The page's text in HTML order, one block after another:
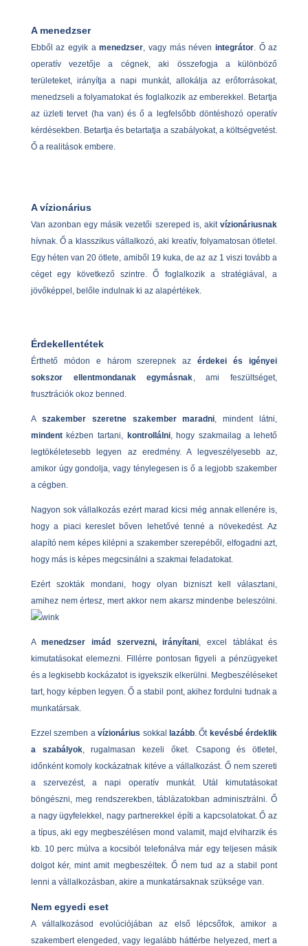
A menedzser
Ebből az egyik amenedzser, vagy más néven integrátor. Ő az
operatív vezetője a cégnek, aki összefogja a különböző
területeket, irányítja a napi munkát, allokálja az erőforrásokat,
menedzseli a folyamatokat és foglalkozik az emberekkel. Betartja
az üzleti tervet (ha van) és ő a legfelsőbb döntéshozó operatív
kérdésekben. Betartja és betartatja a szabályokat, a költségvetést.
Ő a realitások embere.
A vízionárius
Van azonban egy másik vezetői szereped is, akitvízionáriusnak
hívnak. Ő a klasszikus vállalkozó, aki kreatív, folyamatosan ötletel.
Egy héten van 20 ötlete, amiből 19 kuka, de az az 1 viszi tovább a
céget egy következő szintre. Ő foglalkozik a stratégiával, a
jövőképpel, belőle indulnak ki az alapértékek.
Érdekellentétek
Érthető módon e három szerepnek azérdekei és igényei
sokszor ellentmondanak egymásnak, ami feszültséget,
frusztrációk okoz benned.
A szakember szeretne szakember maradni, mindent látni,
mindentkézben tartani, kontrollálni, hogy szakmailag a lehető
legtökéletesebb legyen az eredmény. A legveszélyesebb az,
amikor úgy gondolja, vagy ténylegesen is ő a legjobb szakember
a cégben.
Nagyon sok vállalkozás ezért marad kicsi még annak ellenére is,
hogy a piaci kereslet bőven lehetővé tenné a növekedést. Az
alapító nem képes kilépni a szakember szerepéből, elfogadni azt,
hogy más is képes megcsinálni a szakmai feladatokat.
Ezért szokták mondani, hogy olyan bizniszt kell választani,
amihez nem értesz, mert akkor nem akarsz mindenbe beleszólni.
Amenedzser imád szervezni, irányítani, excel táblákat és
kimutatásokat elemezni. Fillérre pontosan figyeli a pénzügyeket
és a legkisebb kockázatot is igyekszik elkerülni. Megbeszéléseket
tart, hogy képben legyen. Ő a stabil pont, akihez fordulni tudnak a
munkatársak.
Ezzel szemben avízionárius sokkal lazább. Őt kevésbé érdeklik
a szabályok, rugalmasan kezeli őket. Csapong és ötletel,
időnként komoly kockázatnak kitéve a vállalkozást. Ő nem szereti
a szervezést, a napi operatív munkát. Utál kimutatásokat
böngészni, meg rendszerekben, táblázatokban adminisztrálni. Ő
a nagy ügyfelekkel, nagy partnerekkel építi a kapcsolatokat. Ő az
a típus, aki egy megbeszélésen mond valamit, majd elviharzik és
kb. 10 perc múlva a kocsiból telefonálva már egy teljesen másik
dolgot kér, mint amit megbeszéltek. Ő nem tud az a stabil pont
lenni a vállalkozásban, akire a munkatársaknak szüksége van.
Nem egyedi eset
A vállalkozásod evolúciójában az első lépcsőfok, amikor a
szakembert elengeded, vagy legalább háttérbe helyezed, mert a